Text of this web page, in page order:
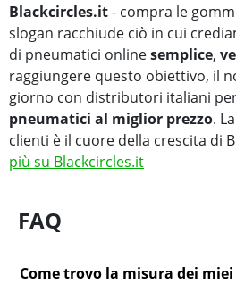
Blackcircles.it- compra le
slogan racchiude ciò in cui
di pneumatici onlinesemplice,
raggiungere questo obiettivo, il
giorno con distributori italiani
pneumatici al miglior prezzo.
clienti è il cuore della crescita di
più su Blackcircles.it
FAQ
Come trovo la misura dei